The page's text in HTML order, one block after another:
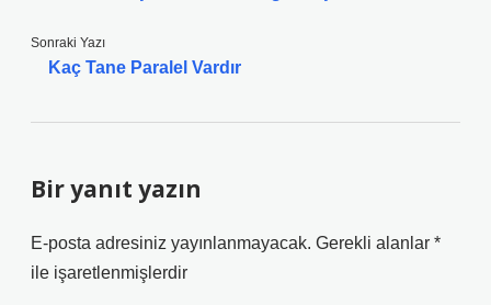
Sonraki Yazı
Kaç Tane Paralel Vardır
Bir yanıt yazın
E-posta adresiniz yayınlanmayacak. Gerekli alanlar *
ile işaretlenmişlerdir